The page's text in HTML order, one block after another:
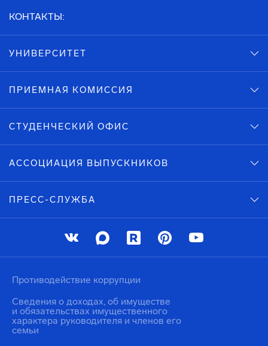
КОНТАКТЫ:
УНИВЕРСИТЕТ
ПРИЕМНАЯ КОМИССИЯ
СТУДЕНЧЕСКИЙ ОФИС
АССОЦИАЦИЯ ВЫПУСКНИКОВ
ПРЕСС-СЛУЖБА
Противодействие коррупции
Сведения о доходах, об имуществе
и обязательствах имущественного
характера руководителя и членов его
семьи